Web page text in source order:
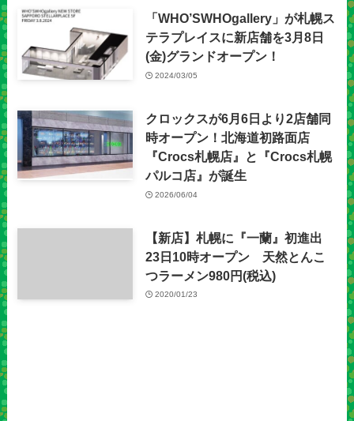
「WHO’SWHOgallery」が札幌ス
テラプレイスに新店舗を3月8日
(金)グランドオープン！
2024/03/05
クロックスが6月6日より2店舗同
時オープン！北海道初路面店
『Crocs札幌店』と『Crocs札幌
パルコ店』が誕生
2026/06/04
【新店】札幌に『一蘭』初進出
23日10時オープン 天然とんこ
つラーメン980円(税込)
2020/01/23